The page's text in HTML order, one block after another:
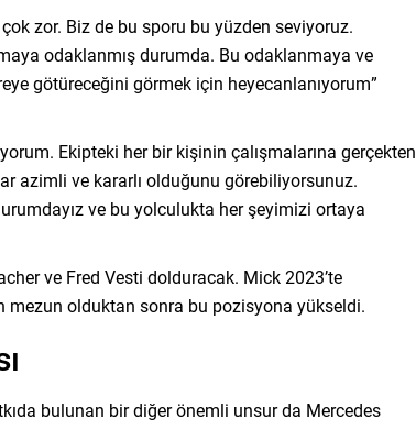
zor. Biz de bu sporu bu yüzden seviyoruz.
odaklanmış durumda. Bu odaklanmaya ve
götüreceğini görmek için heyecanlanıyorum”
Ekipteki her bir kişinin çalışmalarına gerçekten
azimli ve kararlı olduğunu görebiliyorsunuz.
ve bu yolculukta her şeyimizi ortaya
ve Fred Vesti dolduracak. Mick 2023’te
mezun olduktan sonra bu pozisyona yükseldi.
bulunan bir diğer önemli unsur da Mercedes